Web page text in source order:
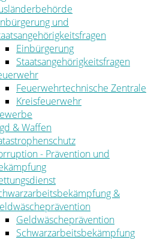
und
Einbürgerung
Staatsangehörigkeitsfragen
Feuerwehrtechnische Zentrale
Kreisfeuerwehr
& Waffen
- Prävention und
&
Geldwäscheprävention
Schwarzarbeitsbekämpfung